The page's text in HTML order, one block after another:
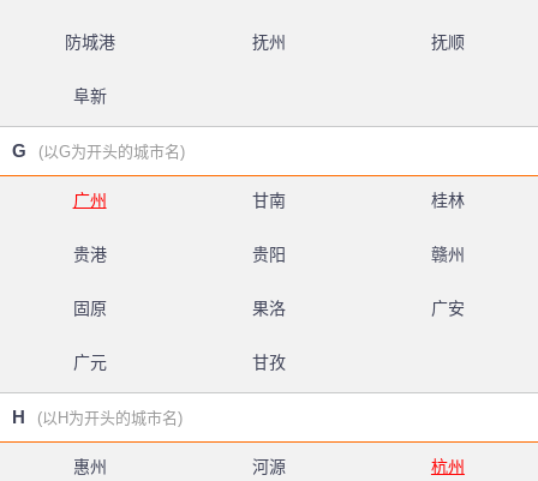
防城港 抚州 抚顺
阜新
G (以G为开头的城市名)
广州 甘南 桂林
贵港 贵阳 赣州
固原 果洛 广安
广元 甘孜
H (以H为开头的城市名)
惠州 河源 杭州